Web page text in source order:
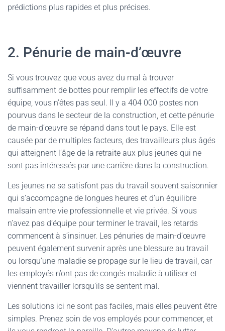
prédictions plus rapides et plus précises.
2. Pénurie de main-d’œuvre
Si vous trouvez que vous avez du mal à trouver
suffisamment de bottes pour remplir les effectifs de votre
équipe, vous n’êtes pas seul. Il y a 404 000 postes non
pourvus dans le secteur de la construction, et cette pénurie
de main-d’œuvre se répand dans tout le pays. Elle est
causée par de multiples facteurs, des travailleurs plus âgés
qui atteignent l’âge de la retraite aux plus jeunes qui ne
sont pas intéressés par une carrière dans la construction.
Les jeunes ne se satisfont pas du travail souvent saisonnier
qui s’accompagne de longues heures et d’un équilibre
malsain entre vie professionnelle et vie privée. Si vous
n’avez pas d’équipe pour terminer le travail, les retards
commencent à s’insinuer. Les pénuries de main-d’œuvre
peuvent également survenir après une blessure au travail
ou lorsqu’une maladie se propage sur le lieu de travail, car
les employés n’ont pas de congés maladie à utiliser et
viennent travailler lorsqu’ils se sentent mal.
Les solutions ici ne sont pas faciles, mais elles peuvent être
simples. Prenez soin de vos employés pour commencer, et